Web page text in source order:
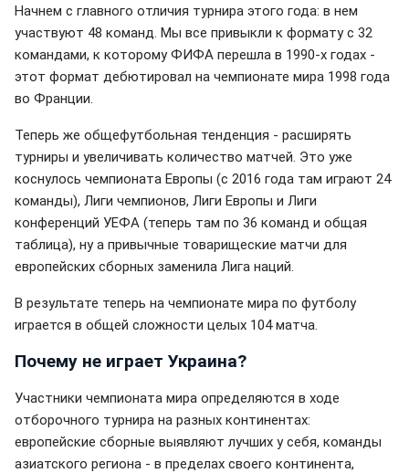
Начнем с главного отличия турнира этого года: в нем
участвуют 48 команд. Мы все привыкли к формату с 32
командами, к которому ФИФА перешла в 1990-х годах -
этот формат дебютировал на чемпионате мира 1998 года
во Франции.
Теперь же общефутбольная тенденция - расширять
турниры и увеличивать количество матчей. Это уже
коснулось чемпионата Европы (с 2016 года там играют 24
команды), Лиги чемпионов, Лиги Европы и Лиги
конференций УЕФА (теперь там по 36 команд и общая
таблица), ну а привычные товарищеские матчи для
европейских сборных заменила Лига наций.
В результате теперь на чемпионате мира по футболу
играется в общей сложности целых 104 матча.
Почему не играет Украина?
Участники чемпионата мира определяются в ходе
отборочного турнира на разных континентах:
европейские сборные выявляют лучших у себя, команды
азиатского региона - в пределах своего континента,